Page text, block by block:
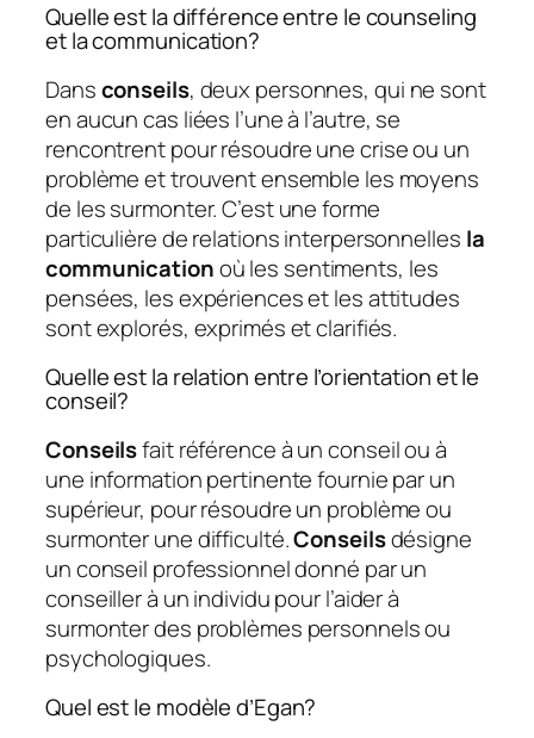
Quelle est la différence entre le counseling
et la communication?
Dansconseils, deux personnes, qui ne sont
en aucun cas liées l’une à l’autre, se
rencontrent pour résoudre une crise ou un
problème et trouvent ensemble les moyens
de les surmonter. C’est une forme
particulière de relations interpersonnelles la
communicationoù les sentiments, les
pensées, les expériences et les attitudes
sont explorés, exprimés et clarifiés.
Quelle est la relation entre l’orientation et le
conseil?
Conseilsfait référence à un conseil ou à
une information pertinente fournie par un
supérieur, pour résoudre un problème ou
surmonter une difficulté.Conseilsdésigne
un conseil professionnel donné par un
conseiller à un individu pour l’aider à
surmonter des problèmes personnels ou
psychologiques.
Quel est le modèle d’Egan?